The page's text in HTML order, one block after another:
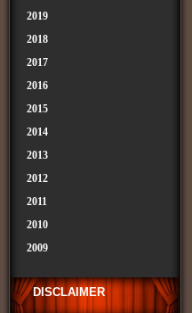
2019
2018
2017
2016
2015
2014
2013
2012
2011
2010
2009
DISCLAIMER